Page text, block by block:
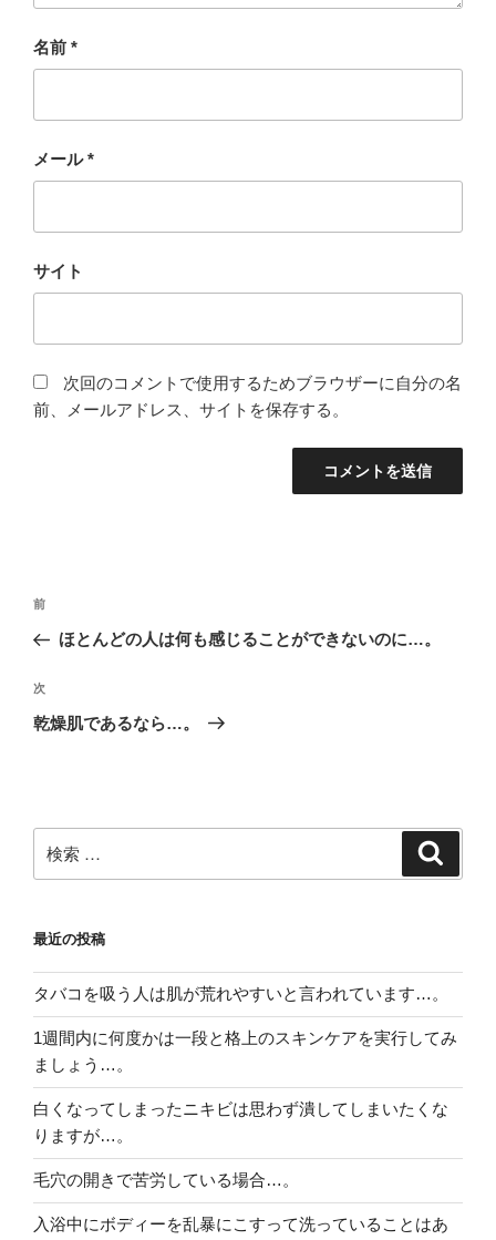
名前 *
メール*
サイト
次回のコメントで使用するためブラウザーに自分の名
前、メールアドレス、サイトを保存する。
投
ビ
ゲ
ン
過
去
投
稿
前
ほとんどの人は何も感じることができないのに…。
次
の
次
乾燥肌であるなら…。
索:
最近の投稿
タバコを吸う人は肌が荒れやすいと言われています…。
1週間内に何度かは一段と格上のスキンケアを実行してみ
ましょう…。
白くなってしまったニキビは思わず潰してしまいたくな
りますが…。
毛穴の開きで苦労している場合…。
入浴中にボディーを乱暴にこすって洗っていることはあ